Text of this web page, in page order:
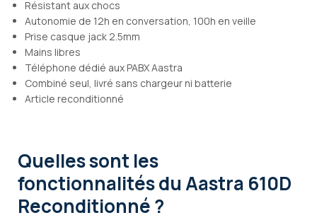
Résistant aux chocs
Autonomie de 12h en conversation, 100h en veille
Prise casque jack 2.5mm
Mains libres
Téléphone dédié aux PABX Aastra
Combiné seul, livré sans chargeur ni batterie
Article reconditionné
Quelles sont les
fonctionnalitésdu Aastra 610D
Reconditionné ?